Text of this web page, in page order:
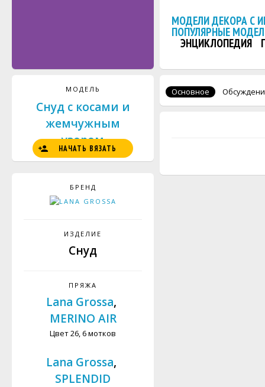
МОДЕЛИ ДЕКОРА С
ПОПУЛЯРНЫЕ
ЭНЦИКЛОПЕДИЯ
МОДЕЛЬ
Снуд с косами и
жемчужным
узором
НАЧАТЬ ВЯЗАТЬ
БРЕНД
ИЗДЕЛИЕ
Снуд
ПРЯЖА
Lana Grossa,
MERINO AIR
Цвет 26, 6 мотков
Lana Grossa,
SPLENDID
Основное